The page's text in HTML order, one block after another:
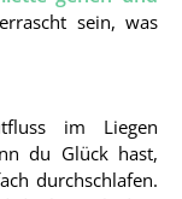
sein, was
im Liegen
du Glück hast,
durchschlafen.